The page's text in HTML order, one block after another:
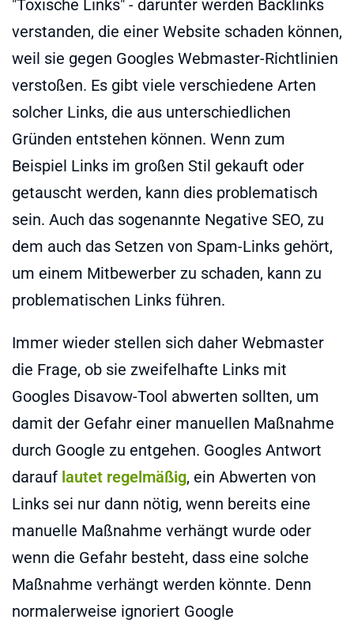
"Toxische Links" - darunter werden Backlinks
verstanden, die einer Website schaden können,
weil sie gegen Googles Webmaster-Richtlinien
verstoßen. Es gibt viele verschiedene Arten
solcher Links, die aus unterschiedlichen
Gründen entstehen können. Wenn zum
Beispiel Links im großen Stil gekauft oder
getauscht werden, kann dies problematisch
sein. Auch das sogenannte Negative SEO, zu
dem auch das Setzen von Spam-Links gehört,
um einem Mitbewerber zu schaden, kann zu
problematischen Links führen.
Immer wieder stellen sich daher Webmaster
die Frage, ob sie zweifelhafte Links mit
Googles Disavow-Tool abwerten sollten, um
damit der Gefahr einer manuellen Maßnahme
durch Google zu entgehen. Googles Antwort
darauf lautet regelmäßig, ein Abwerten von
Links sei nur dann nötig, wenn bereits eine
manuelle Maßnahme verhängt wurde oder
wenn die Gefahr besteht, dass eine solche
Maßnahme verhängt werden könnte. Denn
normalerweise ignoriert Google